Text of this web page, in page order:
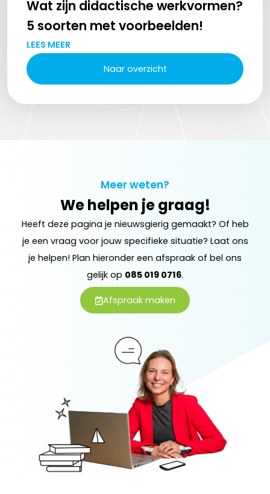
Wat zijn didactische werkvormen?
5 soorten met voorbeelden!
LEES MEER
Naar overzicht
Meer weten?
We helpen je graag!
Heeft deze pagina je nieuwsgierig gemaakt? Of heb
je een vraag voor jouw specifieke situatie? Laat ons
je helpen! Plan hieronder een afspraak of bel ons
gelijk op 085 019 0716.
Afspraak maken